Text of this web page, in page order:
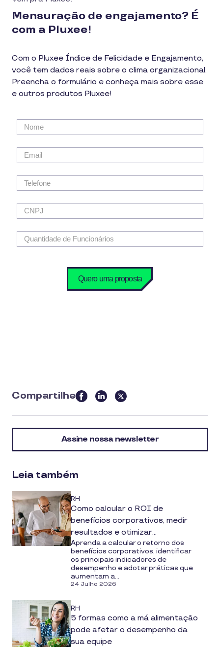
Mensuração de engajamento? É
com a Pluxee!
Com o Pluxee Índice de Felicidade e Engajamento,
você tem dados reais sobre o clima organizacional.
Preencha o formulário e conheça mais sobre esse
e outros produtos Pluxee!
Compartilhe
this
article
on
Assine nossa newsletter
Leia também
RH
Como calcular o ROI de
benefícios corporativos, medir
resultados e otimizar
investimentos
Aprenda a calcular o retorno dos
benefícios corporativos, identificar
os principais indicadores de
desempenho e adotar práticas que
aumentam a...
24 Julho 2026
RH
5 formas como a má alimentação
pode afetar o desempenho da
sua equipe